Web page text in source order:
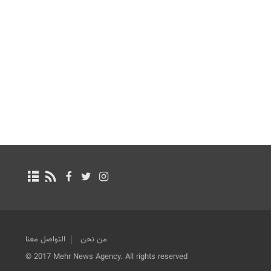
من نحن
التواصل معنا
© 2017 Mehr News Agency. All rights reserved